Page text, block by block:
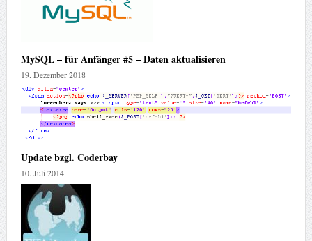
MySQL – für Anfänger #5 – Daten aktualisieren
19. Dezember 2018
Update bzgl. Coderbay
10. Juli 2014